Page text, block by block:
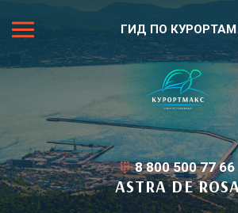
ГИД ПО КУРОРТАМ
8 800 500 77 66
ASTRA DE